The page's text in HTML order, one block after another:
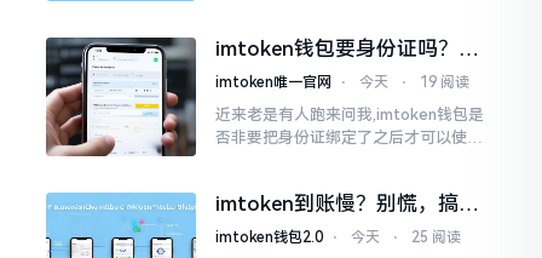
你仅有干巴巴等待其一途。
imtoken钱包要身份证吗？别
慌，看完这篇就懂了
imtoken唯一官网 ⋅ 今天 ⋅ 19 阅读
近来老是有人跑来问我,imtoken钱包是
否非要把身份证绑定了之后才可以使用
清楚了
imtoken到账慢？别慌，搞懂
这几点比啥都强
imtoken钱包2.0 ⋅ 今天 ⋅ 25 阅读